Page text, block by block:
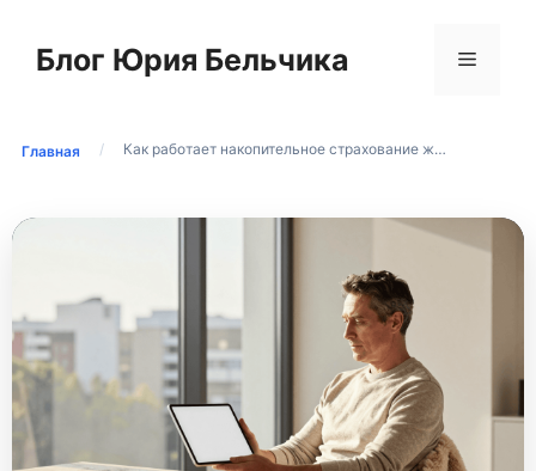
содержимому
Блог Юрия Бельчика Меню
Главная / Как работает накопительное страхование ж…